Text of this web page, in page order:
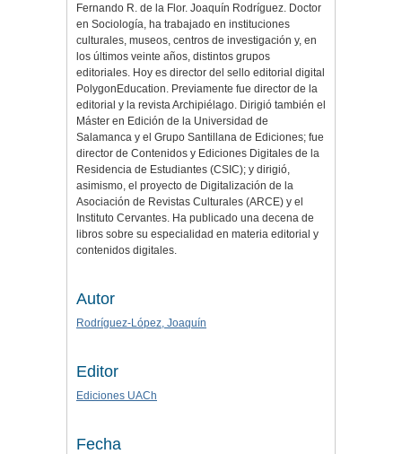
Fernando R. de la Flor. Joaquín Rodríguez. Doctor
en Sociología, ha trabajado en instituciones
culturales, museos, centros de investigación y, en
los últimos veinte años, distintos grupos
editoriales. Hoy es director del sello editorial digital
PolygonEducation. Previamente fue director de la
editorial y la revista Archipiélago. Dirigió también el
Máster en Edición de la Universidad de
Salamanca y el Grupo Santillana de Ediciones; fue
director de Contenidos y Ediciones Digitales de la
Residencia de Estudiantes (CSIC); y dirigió,
asimismo, el proyecto de Digitalización de la
Asociación de Revistas Culturales (ARCE) y el
Instituto Cervantes. Ha publicado una decena de
libros sobre su especialidad en materia editorial y
contenidos digitales.
Autor
Rodríguez-López, Joaquín
Editor
Ediciones UACh
Fecha